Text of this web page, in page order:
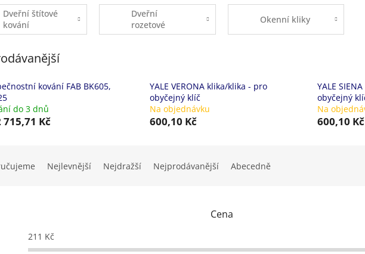
Dveřní štítové
kování
Dveřní
rozetové
kování
Okenní kliky
kování FAB BK605,
do 3 dnů
715,71 Kč
YALE VERONA klika/klika - pro
obyčejný klíč
Na objednávku
600,10 Kč
YALE
obyčejný
Na
600,10 Kč
Nejlevnější Nejdražší Nejprodávanější Abecedně
Cena
211 Kč